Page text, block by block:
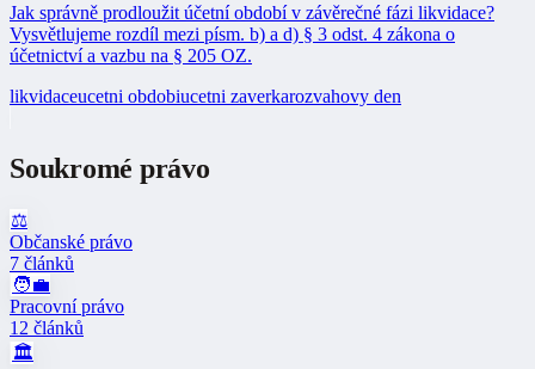
Jak správně prodloužit účetní období v závěrečné fázi likvidace?
Vysvětlujeme rozdíl mezi písm. b) a d) § 3 odst. 4 zákona o
účetnictví a vazbu na § 205 OZ.
likvidaceucetni obdobiucetni zaverkarozvahovy den
Soukromé právo
⚖️
Občanské právo
7 článků
🧑‍💼
Pracovní právo
12 článků
🏛️